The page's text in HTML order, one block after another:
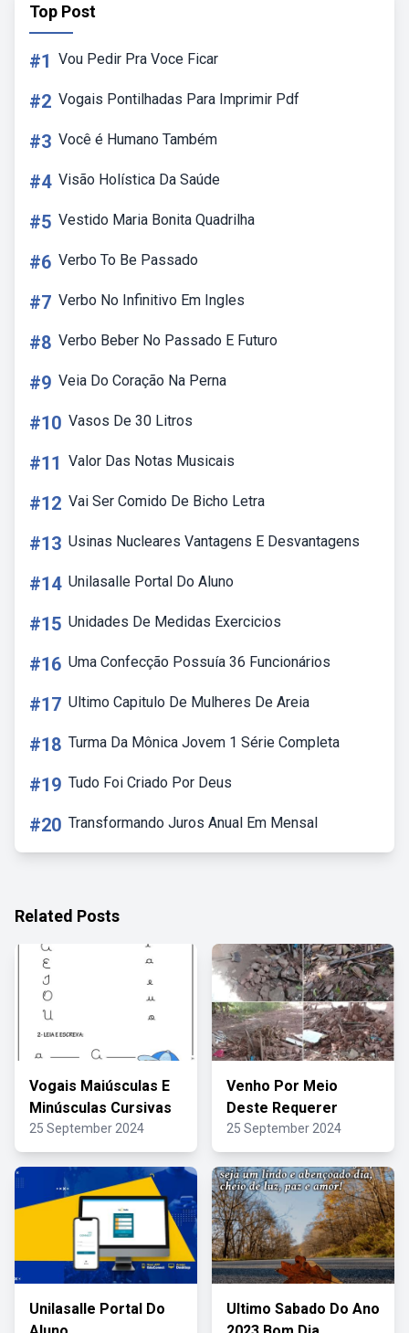
Top Post
#1 Vou Pedir Pra Voce Ficar
#2 Vogais Pontilhadas Para Imprimir Pdf
#3 Você é Humano Também
#4 Visão Holística Da Saúde
#5 Vestido Maria Bonita Quadrilha
#6 Verbo To Be Passado
#7 Verbo No Infinitivo Em Ingles
#8 Verbo Beber No Passado E Futuro
#9 Veia Do Coração Na Perna
#10 Vasos De 30 Litros
#11 Valor Das Notas Musicais
#12 Vai Ser Comido De Bicho Letra
#13 Usinas Nucleares Vantagens E Desvantagens
#14 Unilasalle Portal Do Aluno
#15 Unidades De Medidas Exercicios
#16 Uma Confecção Possuía 36 Funcionários
#17 Ultimo Capitulo De Mulheres De Areia
#18 Turma Da Mônica Jovem 1 Série Completa
#19 Tudo Foi Criado Por Deus
#20 Transformando Juros Anual Em Mensal
Related Posts
Vogais Maiúsculas E
Minúsculas Cursivas
25 September 2024
Venho Por Meio
Deste Requerer
25 September 2024
Unilasalle Portal Do
Ultimo Sabado Do Ano